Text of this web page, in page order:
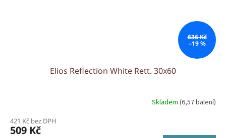
636 Kč
–19 %
Elios Reflection White Rett. 30x60
Skladem (6,57 balení)
421 Kč bez DPH
509 Kč